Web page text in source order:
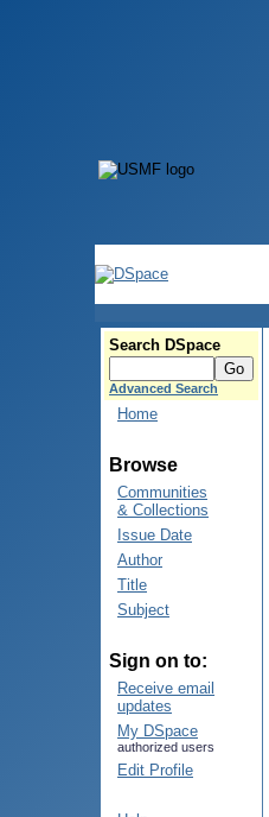
Search DSpace
Advanced Search
Home
Browse
Communities
& Collections
Issue Date
Author
Title
Subject
Sign on to:
Receive email
updates
My DSpace
authorized users
Edit Profile